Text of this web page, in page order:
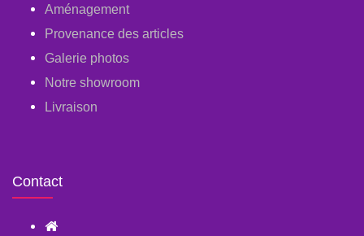
Aménagement
Provenance des articles
Galerie photos
Notre showroom
Livraison
Contact